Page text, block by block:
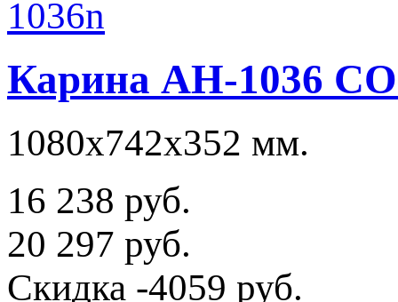
Карина АН-1036
1080х742х352 мм.
16 238 руб.
20 297 руб.
Скидка -4059 руб.